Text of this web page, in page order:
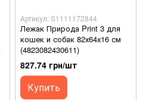
Артикул: S1111172844
Лежак Природа Print 3 для
кошек и собак 82х64х16 см
(4823082430611)
827.74 грн/шт
Купить